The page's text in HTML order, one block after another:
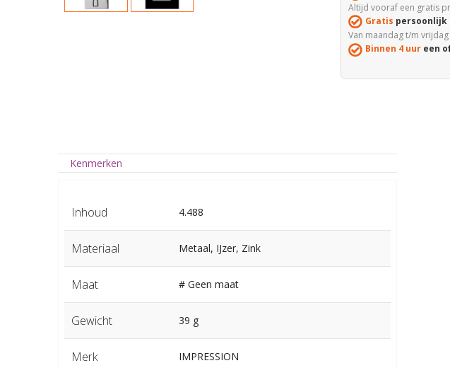
Altijd vooraf een gratis
Gratis persoonlijk
Van maandag t/m
Binnen 4 uureen
Kenmerken
Inhoud 4.488
Materiaal Metaal, IJzer, Zink
Maat # Geen maat
Gewicht 39 g
Merk IMPRESSION